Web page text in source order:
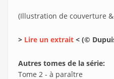
(Illustration de couverture
> Lire un extrait < (©
Autres tomes de la série:
Tome 2 - à paraître